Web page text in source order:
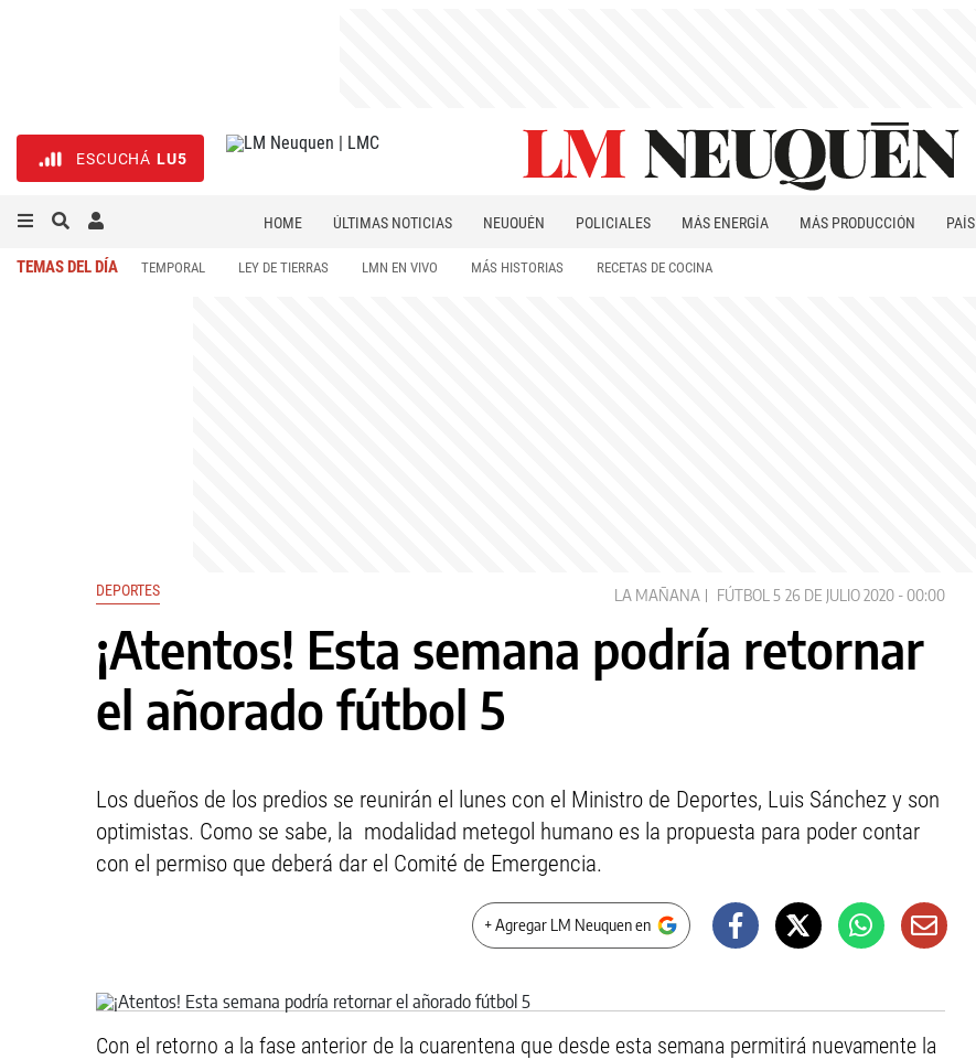
ESCUCHÁ LU5
HOME ÚLTIMAS NOTICIAS NEUQUÉN POLICIALES MÁS ENERGÍA MÁS PRODUCCIÓN PAÍS
TEMAS DEL DÍA TEMPORAL LEY DE TIERRAS LMN EN VIVO MÁS HISTORIAS RECETAS DE COCINA
DEPORTES LA MAÑANA FÚTBOL 5 26 DE JULIO 2020 - 00:00
¡Atentos! Esta semana podría retornar
el añorado fútbol 5
Los dueños de los predios se reunirán el lunes con el Ministro de Deportes, Luis Sánchez y son
optimistas. Como se sabe, la modalidad metegol humano es la propuesta para poder contar
con el permiso que deberá dar el Comité de Emergencia.
+ Agregar LM Neuquen en
Con el retorno a la fase anterior de la cuarentena que desde esta semana permitirá nuevamente la